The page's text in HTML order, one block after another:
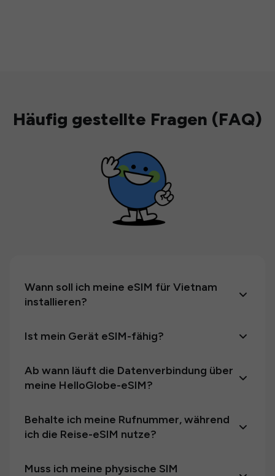
Häufig gestellte Fragen (FAQ)
Wann soll ich meine eSIM für Vietnam
installieren?
Ist mein Gerät eSIM-fähig?
Ab wann läuft die Datenverbindung über
meine HelloGlobe-eSIM?
Behalte ich meine Rufnummer, während
ich die Reise-eSIM nutze?
Muss ich meine physische SIM